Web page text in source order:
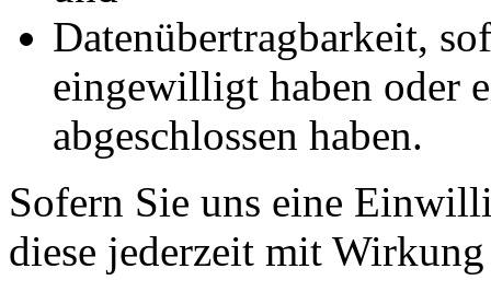
Datenübertragbarkeit,
eingewilligt haben oder
abgeschlossen haben.
Sofern Sie uns eine
diese jederzeit mit